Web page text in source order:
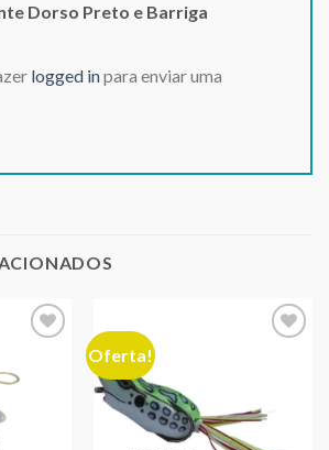
Dorso Preto e Barriga
logged inpara enviar uma
desejos
Oferta!